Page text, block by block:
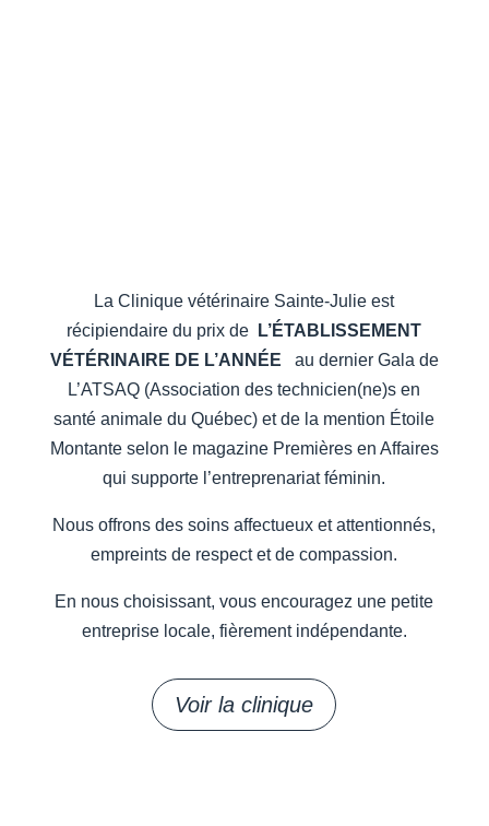
La Clinique vétérinaire Sainte-Julie est
récipiendaire du prix de
L’ÉTABLISSEMENT
VÉTÉRINAIRE DE L’ANNÉE
au dernier Gala de
L’ATSAQ (Association des technicien(ne)s en
santé animale du Québec) et de la mention Étoile
Montante selon le magazine Premières en Affaires
qui supporte l’entreprenariat féminin.
Nous offrons des soins affectueux et attentionnés,
empreints de respect et de compassion.
En nous choisissant, vous encouragez une petite
entreprise locale, fièrement indépendante.
Voir la clinique